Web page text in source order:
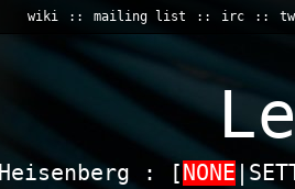
wiki mailing list irc
Heisenberg : [ NONE